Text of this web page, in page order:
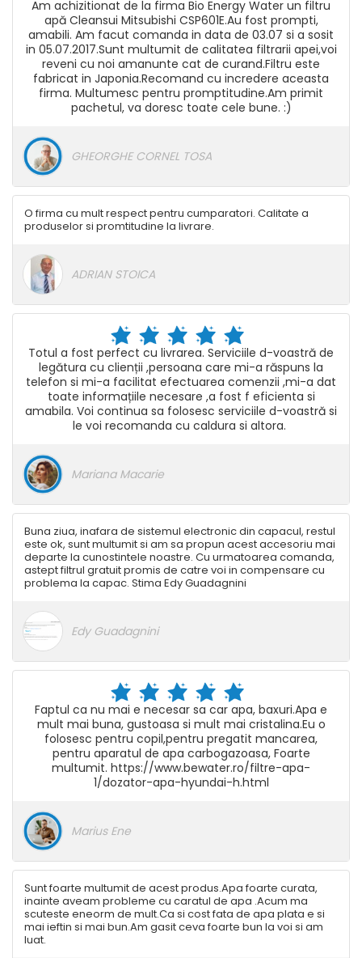
Am achizitionat de la firma Bio Energy Water un filtru
apă Cleansui Mitsubishi CSP601E.Au fost prompti,
amabili. Am facut comanda in data de 03.07 si a sosit
in 05.07.2017.Sunt multumit de calitatea filtrarii apei,voi
reveni cu noi amanunte cat de curand.Filtru este
fabricat in Japonia.Recomand cu incredere aceasta
firma. Multumesc pentru promptitudine.Am primit
pachetul, va doresc toate cele bune. :)
GHEORGHE CORNEL TOSA
O firma cu mult respect pentru cumparatori. Calitate a
produselor si promtitudine la livrare.
ADRIAN STOICA
Totul a fost perfect cu livrarea. Serviciile d-voastră de
legătura cu clienții ,persoana care mi-a răspuns la
telefon si mi-a facilitat efectuarea comenzii ,mi-a dat
toate informațiile necesare ,a fost f eficienta si
amabila. Voi continua sa folosesc serviciile d-voastră si
le voi recomanda cu caldura si altora.
Mariana Macarie
Buna ziua, inafara de sistemul electronic din capacul, restul
este ok, sunt multumit si am sa propun acest accesoriu mai
departe la cunostintele noastre. Cu urmatoarea comanda,
astept filtrul gratuit promis de catre voi in compensare cu
problema la capac. Stima Edy Guadagnini
Edy Guadagnini
Faptul ca nu mai e necesar sa car apa, baxuri.Apa e
mult mai buna, gustoasa si mult mai cristalina.Eu o
folosesc pentru copil,pentru pregatit mancarea,
pentru aparatul de apa carbogazoasa, Foarte
multumit. https://www.bewater.ro/filtre-apa-
1/dozator-apa-hyundai-h.html
Marius Ene
Sunt foarte multumit de acest produs.Apa foarte curata,
inainte aveam probleme cu caratul de apa .Acum ma
scuteste eneorm de mult.Ca si cost fata de apa plata e si
mai ieftin si mai bun.Am gasit ceva foarte bun la voi si am
luat.